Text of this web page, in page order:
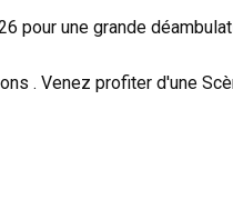
pour une grande
. Venez profiter d'une